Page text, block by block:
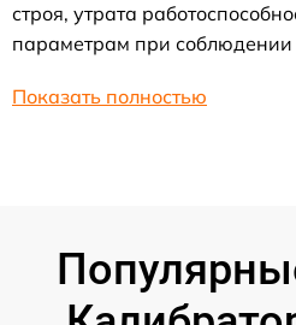
строя, утрата
параметрам при соблюдении
Показать полностью